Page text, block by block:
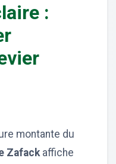
:
montante du
Zafack affiche